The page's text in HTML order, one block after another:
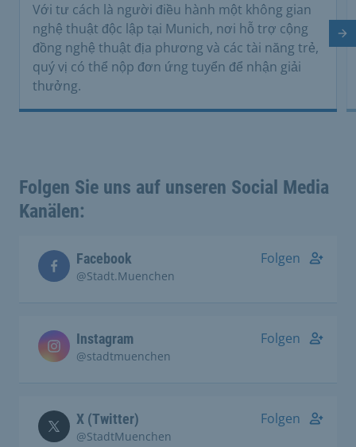
Với tư cách là người điều hành một không gian
nghệ thuật độc lập tại Munich, nơi hỗ trợ cộng
đồng nghệ thuật địa phương và các tài năng trẻ,
quý vị có thể nộp đơn ứng tuyển để nhận giải
thưởng.
Folgen Sie uns auf unseren Social Media
Kanälen:
Facebook
@Stadt.Muenchen
Folgen
Instagram
@stadtmuenchen
Folgen
X (Twitter)
@StadtMuenchen
Folgen